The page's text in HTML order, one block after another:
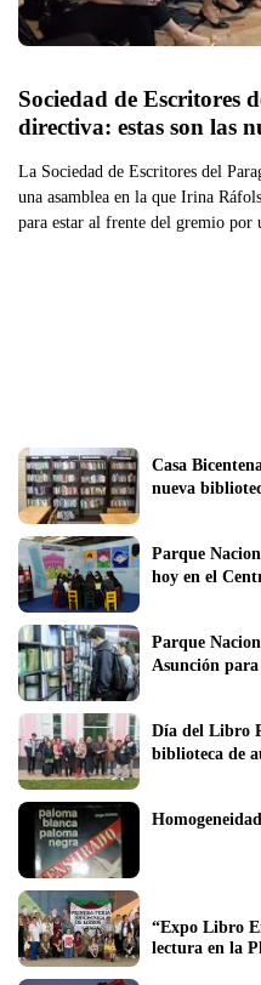
Sociedad de Escritores
directiva: estas son las
La Sociedad de Escritores del
una asamblea en la que Irina
para estar al frente del gremio por
Casa
nueva
Parque
hoy en el
Parque
Asunción
Día del Libro
biblioteca de
“Expo Libro
lectura en la